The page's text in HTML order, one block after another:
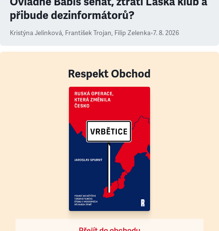
přibude dezinformátorů?
Kristýna Jelínková, František Trojan, Filip Zelenka•7. 8. 2026
Respekt Obchod